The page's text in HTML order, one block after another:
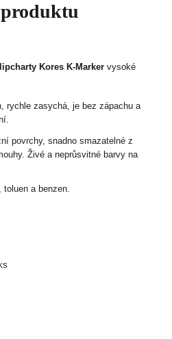
Kores K-Marker vysoké
rychle zasychá, je bez zápachu a
povrchy, snadno smazatelné z
Živé a neprůsvitné barvy na
toluen a benzen.